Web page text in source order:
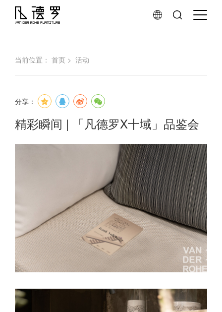
当前位置： 首页 > 活动
分享：
精彩瞬间 | 「凡德罗X十域」品鉴会